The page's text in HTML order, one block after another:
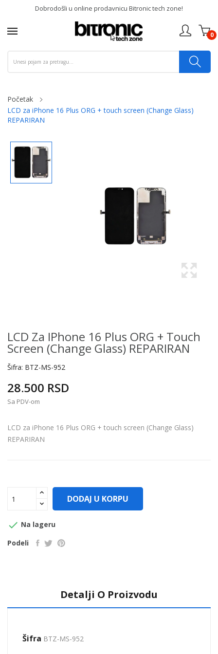
Dobrodošli u online prodavnicu Bitronic tech zone!
0
Početak
LCD za iPhone 16 Plus ORG + touch screen (Change Glass)
REPARIRAN
LCD Za IPhone 16 Plus ORG + Touch
Screen (Change Glass) REPARIRAN
Šifra: BTZ-MS-952
28.500 RSD
Sa PDV-om
LCD za iPhone 16 Plus ORG + touch screen (Change Glass)
REPARIRAN
DODAJ U KORPU
 Na lageru
Podeli
Detalji O Proizvodu
Šifra BTZ-MS-952